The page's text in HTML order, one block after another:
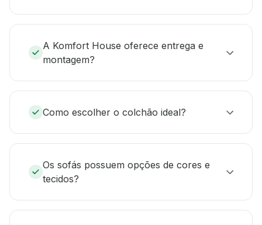
A Komfort House oferece entrega e
montagem?
Como escolher o colchão ideal?
Os sofás possuem opções de cores e
tecidos?